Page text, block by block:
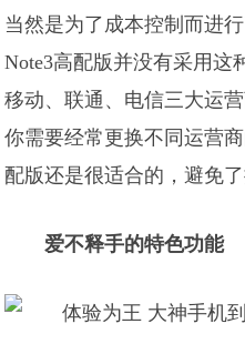
当然是为了成本控制而进
Note3高配版并没有采用这
移动、联通、电信三大运
你需要经常更换不同运营
配版还是很适合的，避免
爱不释手的特色功能